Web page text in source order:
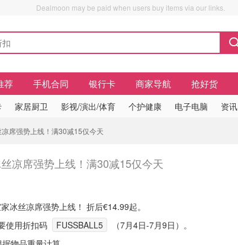
Dealmoon may be paid when users buy items via our links.
荐 手机合同 银行卡 商家导航 抢好货
家居厨卫 影视/演出/体育 个护健康 电子电脑 资讯
席强势上线！满30减15仅今天
凉席强势上线！满30减15仅今天
冰丝凉席强势上线！ 折后€14.99起。
使用折扣码
FUSSBALL5
（7月4日-7月9日）。